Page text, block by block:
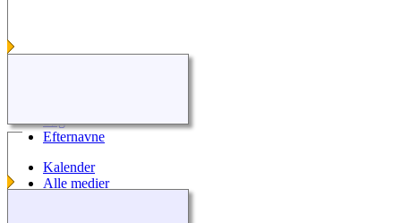
Søg
Efternavne
Kalender
Alle medier